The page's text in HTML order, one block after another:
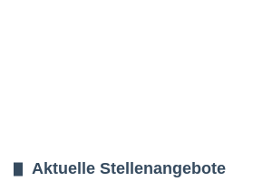
Aktuelle Stellenangebote